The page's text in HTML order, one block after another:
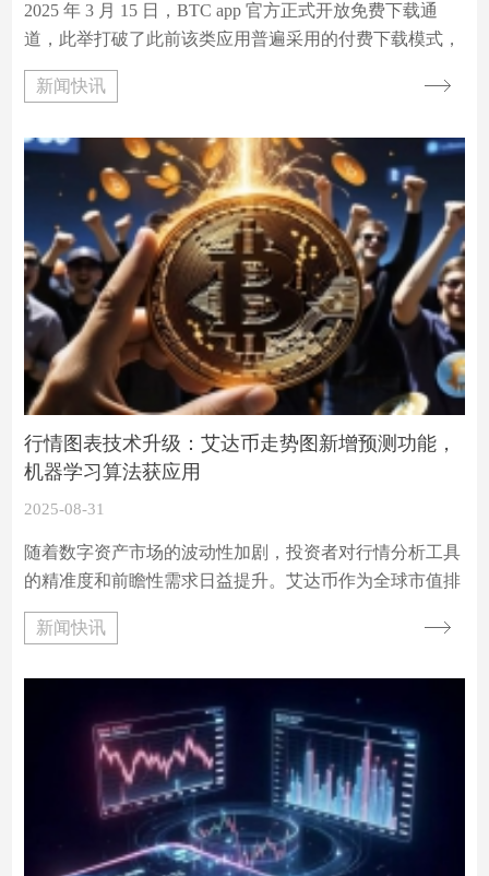
2025 年 3 月 15 日，BTC app 官方正式开放免费下载通
道，此举打破了此前该类应用普遍采用的付费下载模式，
迅速在数字货币爱好者群体中引发热议。据官方后台数据
显示，下载通道开放后的 24 小时内，应用商店端的下载
新闻快讯
行情图表技术升级：艾达币走势图新增预测功能，
机器学习算法获应用
2025-08-31
随着数字资产市场的波动性加剧，投资者对行情分析工具
的精准度和前瞻性需求日益提升。艾达币作为全球市值排
名前十的加密货币，其价格走势一直是市场关注的焦点。
传统的行情图表仅能展示历史交易数据，无法满足投资者
新闻快讯